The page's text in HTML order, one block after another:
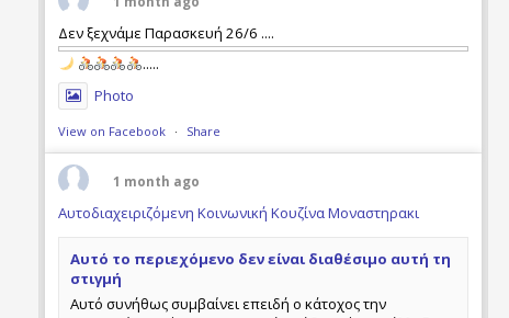
Δεν ξεχνάμε Παρασκευή 26/6 ....
.....
Photo
View on Facebook · Share
1 month ago
Αυτοδιαχειριζόμενη Κοινωνική Κουζίνα Μοναστηρακι
Αυτό το περιεχόμενο δεν είναι διαθέσιμο αυτή τη
στιγμή
Αυτό συνήθως συμβαίνει επειδή ο κάτοχος την